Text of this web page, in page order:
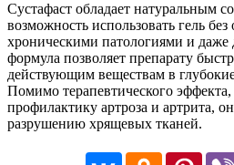
Сустафаст обладает натуральным
возможность использовать гель
хроническими патологиями и даже
формула позволяет препарату
действующим веществам в
Помимо терапевтического эффекта,
профилактику артроза и артрита,
разрушению хрящевых тканей.